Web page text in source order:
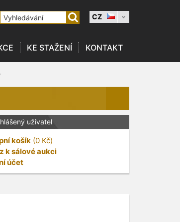
CZ
KE STAŽENÍ KONTAKT
uživatel
košík (0 Kč)
k sálové aukci
účet